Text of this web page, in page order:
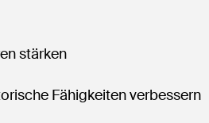
stärken
Fähigkeiten verbessern